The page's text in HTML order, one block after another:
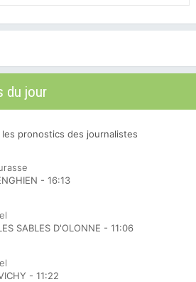
du jour
pronostics des journalistes
- 16:13
SABLES D'OLONNE - 11:06
- 11:22